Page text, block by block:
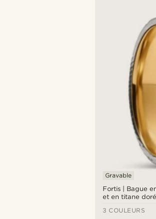
Fortis | Bague
et en titane
Gravable
3 COULEURS